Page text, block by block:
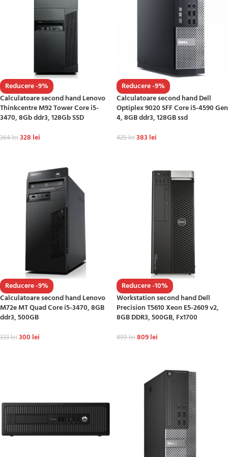
Reducere -9%
Calculatoare second hand Lenovo
Thinkcentre M92 Tower Core i5-
3470, 8Gb ddr3, 128Gb SSD
364lei328 lei
Reducere -9%
Calculatoare second hand Dell
Optiplex 9020 SFF Core i5-4590 Gen
4, 8GB ddr3, 128GB ssd
425lei383 lei
Reducere -9%
Calculatoare second hand Lenovo
M72e MT Quad Core i5-3470, 8GB
ddr3, 500GB
333lei300 lei
Reducere -10%
Workstation second hand Dell
Precision T5610 Xeon E5-2609 v2,
8GB DDR3, 500GB, Fx1700
899lei809lei